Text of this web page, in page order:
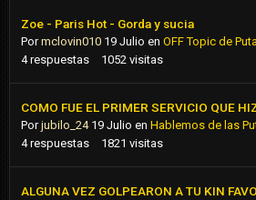
Zoe - Paris Hot - Gorda y sucia
Pormclovin010 19 Julio en OFF Topic de
4 respuestas 1052 visitas
COMO FUE EL PRIMER SERVICIO QUE
Porjubilo_24 19 Julio en Hablemos de las
4 respuestas 1821 visitas
ALGUNA VEZ GOLPEARON A TU KIN